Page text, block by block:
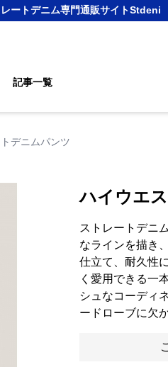
ートデニム専門通販サイトStdeni
記事一覧
デニムパンツ
ハイウエ
ストレートデニ
なラインを描き
仕立て、耐久性
く愛用できる一
シュなコーディ
ードローブに欠